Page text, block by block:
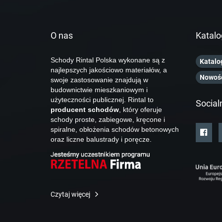
O nas
Schody Rintal Polska wykonane są z
najlepszych jakościowo materiałów, a
swoje zastosowanie znajdują w
budownictwie mieszkaniowym i
użyteczności publicznej. Rintal to
producent schodów , który oferuje
schody proste, zabiegowe, kręcone i
spiralne, obłożenia schodów betonowych
oraz liczne balustrady i poręcze.
Czytaj więcej